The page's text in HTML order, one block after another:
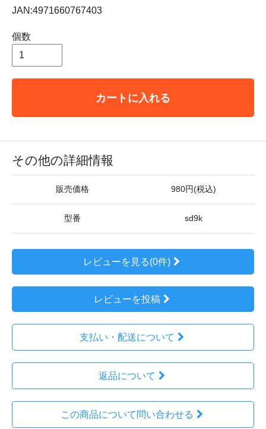
JAN:4971660767403
個数
カートに入れる
その他の詳細情報
販売価格 980円(税込)
型番 sd9k
レビューを見る(0件)
レビューを投稿
支払い・配送について
返品について
この商品について問い合わせる